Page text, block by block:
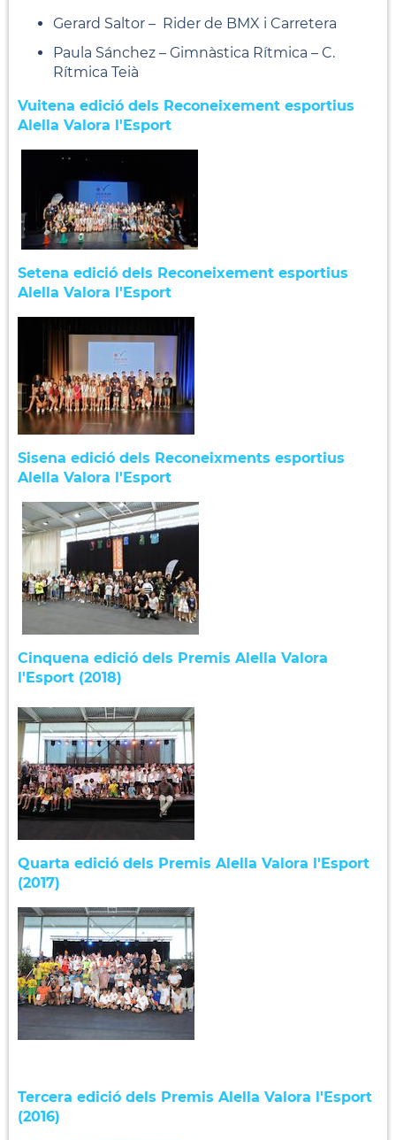
Gerard Saltor – Rider de BMX i Carretera
Paula Sánchez – Gimnàstica Rítmica – C.
Rítmica Teià
Vuitena edició dels Reconeixement esportius
Alella Valora l'Esport
Setena edició dels Reconeixement esportius
Alella Valora l'Esport
Sisena edició dels Reconeixments esportius
Alella Valora l'Esport
Cinquena edició dels Premis Alella Valora
l'Esport (2018)
Quarta edició dels Premis Alella Valora l'Esport
(2017)
Tercera edició dels Premis Alella Valora l'Esport
(2016)